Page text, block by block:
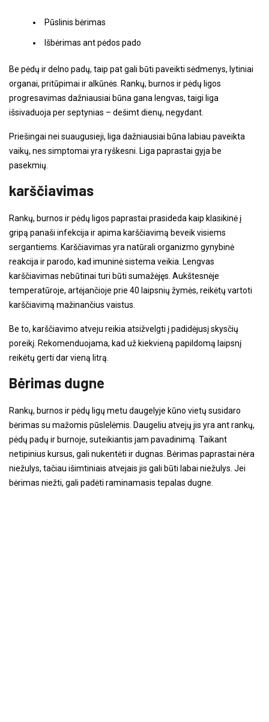
Pūslinis bėrimas
Išbėrimas ant pėdos pado
Be pėdų ir delno padų, taip pat gali būti paveikti sėdmenys, lytiniai
organai, pritūpimai ir alkūnės. Rankų, burnos ir pėdų ligos
progresavimas dažniausiai būna gana lengvas, taigi liga
išsivaduoja per septynias – dešimt dienų, negydant.
Priešingai nei suaugusieji, liga dažniausiai būna labiau paveikta
vaikų, nes simptomai yra ryškesni. Liga paprastai gyja be
pasekmių.
karščiavimas
Rankų, burnos ir pėdų ligos paprastai prasideda kaip klasikinė į
gripą panaši infekcija ir apima karščiavimą beveik visiems
sergantiems. Karščiavimas yra natūrali organizmo gynybinė
reakcija ir parodo, kad imuninė sistema veikia. Lengvas
karščiavimas nebūtinai turi būti sumažėjęs. Aukštesnėje
temperatūroje, artėjančioje prie 40 laipsnių žymės, reikėtų vartoti
karščiavimą mažinančius vaistus.
Be to, karščiavimo atveju reikia atsižvelgti į padidėjusį skysčių
poreikį. Rekomenduojama, kad už kiekvieną papildomą laipsnį
reikėtų gerti dar vieną litrą.
Bėrimas dugne
Rankų, burnos ir pėdų ligų metu daugelyje kūno vietų susidaro
bėrimas su mažomis pūslelėmis. Daugeliu atvejų jis yra ant rankų,
pėdų padų ir burnoje, suteikiantis jam pavadinimą. Taikant
netipinius kursus, gali nukentėti ir dugnas. Bėrimas paprastai nėra
niežulys, tačiau išimtiniais atvejais jis gali būti labai niežulys. Jei
bėrimas niežti, gali padėti raminamasis tepalas dugne.